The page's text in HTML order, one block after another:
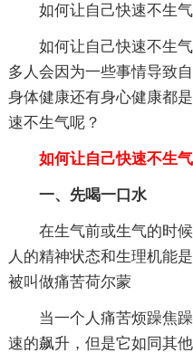
如何让自己快速不生气
如何让自己快速不生
多人会因为一些事情导致
身体健康还有身心健康都
速不生气呢？
如何让自己快速不生气
一、先喝一口水
在生气前或生气的时
人的精神状态和生理机能
被叫做痛苦荷尔蒙
当一个人痛苦烦躁焦
速的飙升，但是它如同其